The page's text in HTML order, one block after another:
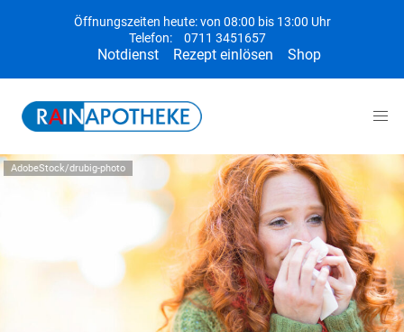
Öffnungszeiten heute: von 08:00 bis 13:00 Uhr
Telefon:
0711 3451657
Notdienst Rezept einlösen Shop
AdobeStock/drubig-photo